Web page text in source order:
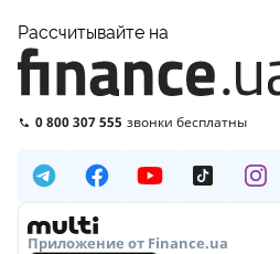
Рассчитывайте на
0 800 307 555 звонки бесплатны
Приложение от Finance.ua